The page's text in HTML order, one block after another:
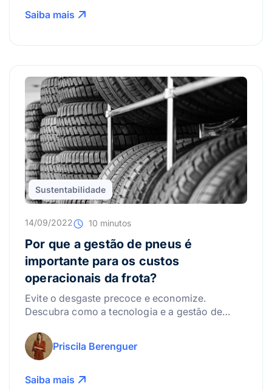
Saiba mais
Sustentabilidade
14/09/2022 10 minutos
Por que a gestão de pneus é
importante para os custos
operacionais da frota?
Evite o desgaste precoce e economize.
Descubra como a tecnologia e a gestão de
frota de caminhão.
Priscila Berenguer
Saiba mais